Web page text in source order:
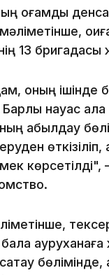
қоғамдық
13 бригадасы
оның ішінде
науқас қала
қабылдау
өткізіліп,
көрсетілді",
ауруханаға
бөлімінде,